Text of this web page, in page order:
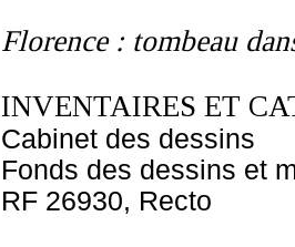
Florence : tombeau
INVENTAIRES ET
Cabinet des dessins
Fonds des dessins et
RF 26930, Recto